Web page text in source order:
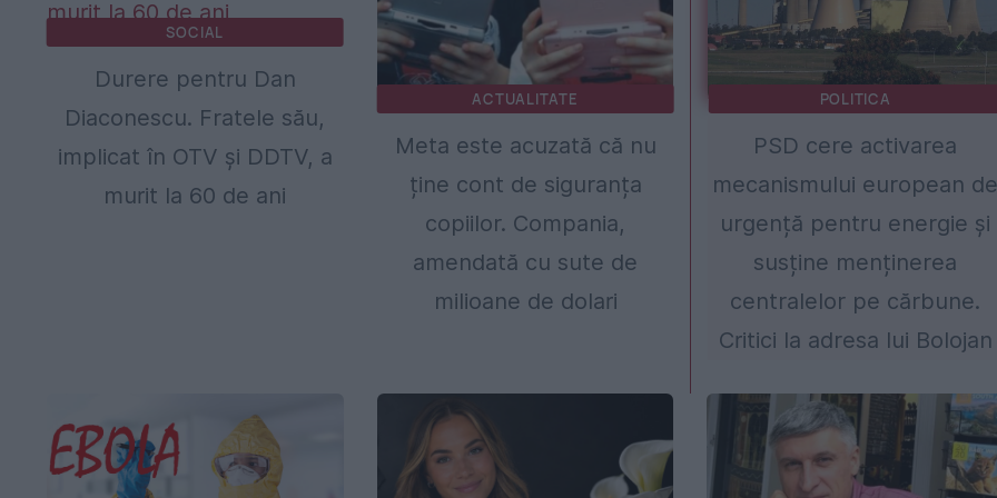
SOCIAL
Durere pentru Dan
Diaconescu. Fratele său,
implicat în OTV și DDTV, a
murit la 60 de ani
ACTUALITATE
Meta este acuzată că nu
ține cont de siguranța
copiilor. Compania,
amendată cu sute de
milioane de dolari
POLITICA
PSD cere activarea
mecanismului european
urgență pentru energie și
susține menținerea
centralelor pe cărbune.
Critici la adresa lui Bolojan